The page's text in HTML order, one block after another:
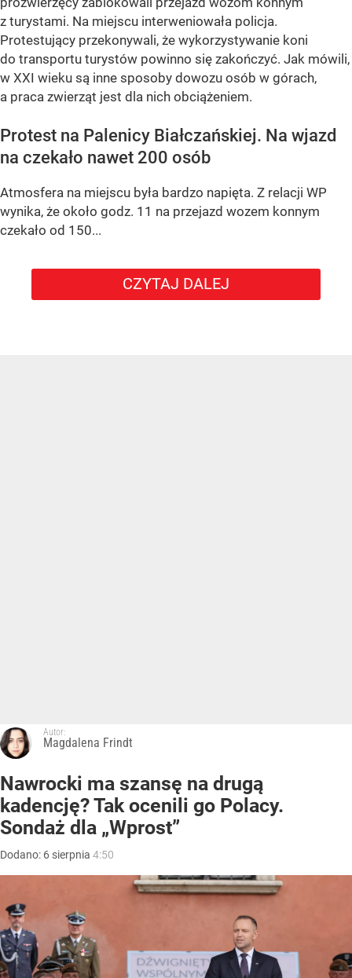
z turystami. Na miejscu interweniowała policja.
Protestujący przekonywali, że wykorzystywanie koni
do transportu turystów powinno się zakończyć. Jak mówili,
w XXI wieku są inne sposoby dowozu osób w górach,
a praca zwierząt jest dla nich obciążeniem.
Protest na Palenicy Białczańskiej. Na wjazd
na czekało nawet 200 osób
Atmosfera na miejscu była bardzo napięta. Z relacji WP
wynika, że około godz. 11 na przejazd wozem konnym
czekało od 150...
CZYTAJ DALEJ
Autor:
Magdalena Frindt
Nawrocki ma szansę na drugą
kadencję? Tak ocenili go Polacy.
Sondaż dla „Wprost”
Dodano: 6 sierpnia 4:50